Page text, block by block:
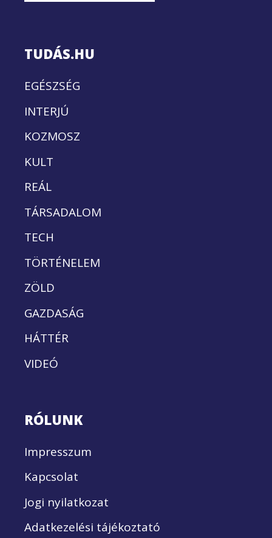
TUDÁS.HU
EGÉSZSÉG
INTERJÚ
KOZMOSZ
KULT
REÁL
TÁRSADALOM
TECH
TÖRTÉNELEM
ZÖLD
GAZDASÁG
HÁTTÉR
VIDEÓ
RÓLUNK
Impresszum
Kapcsolat
Jogi nyilatkozat
Adatkezelési tájékoztató